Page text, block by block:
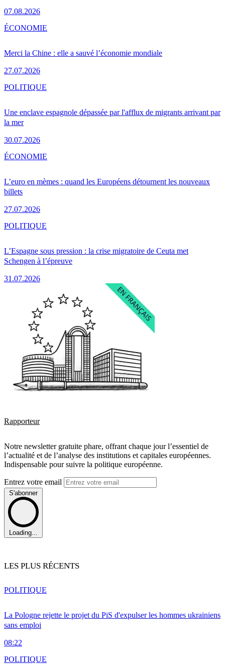
07.08.2026
Merci la Chine : elle a sauvé l’économie mondiale
27.07.2026
ÉCONOMIE
Une enclave espagnole dépassée par l'afflux de migrants arrivant par
la mer
30.07.2026
POLITIQUE
L’euro en mèmes : quand les Européens détournent les nouveaux
billets
27.07.2026
ÉCONOMIE
L’Espagne sous pression : la crise migratoire de Ceuta met
Schengen à l’épreuve
31.07.2026
POLITIQUE
Rapporteur
Notre newsletter gratuite phare, offrant chaque jour l’essentiel de
l’actualité et de l’analyse des institutions et capitales européennes.
Indispensable pour suivre la politique européenne.
Entrez votre email
S'abonner
Loading...
LES PLUS RÉCENTS
La Pologne rejette le projet du PiS d'expulser les hommes ukrainiens
sans emploi
08:22
POLITIQUE
POLITIQUE